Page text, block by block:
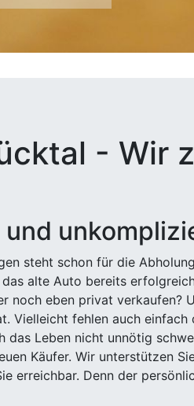
- Wir
steht schon für die
alte Auto bereits
noch eben privat verkaufen?
Vielleicht fehlen auch
das Leben nicht unnötig
Käufer. Wir unterstützen
erreichbar. Denn der